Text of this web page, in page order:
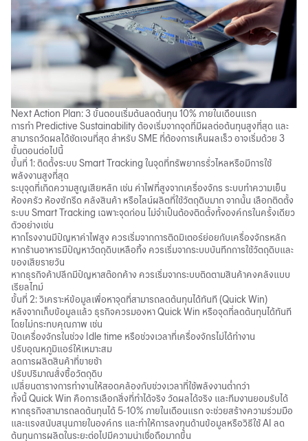
Next Action Plan: 3 ขั้นตอนเริ่มต้นลดต้นทุน 10% ภายในเดือนแรก
การทำ Predictive Sustainability ต้องเริ่มจากจุดที่มีผลต่อต้นทุนสูงที่สุด และ
สามารถวัดผลได้ชัดเจนที่สุด สำหรับ SME ที่ต้องการเห็นผลเร็ว อาจเริ่มด้วย 3
ขั้นตอนต่อไปนี้
ขั้นที่ 1: ติดตั้งระบบ Smart Tracking ในจุดที่ทรัพยากรรั่วไหลหรือมีการใช้
พลังงานสูงที่สุด
ระบุจุดที่เกิดความสูญเสียหลัก เช่น ค่าไฟที่สูงจากเครื่องจักร ระบบทำความเย็น
ห้องครัว ห้องซักรีด คลังสินค้า หรือไลน์ผลิตที่ใช้วัตถุดิบมาก จากนั้น เลือกติดตั้ง
ระบบ Smart Tracking เฉพาะจุดก่อน ไม่จำเป็นต้องติดตั้งทั้งองค์กรในครั้งเดียว
ตัวอย่างเช่น
หากโรงงานมีปัญหาค่าไฟสูง ควรเริ่มจากการติดมิเตอร์ย่อยกับเครื่องจักรหลัก
หากร้านอาหารมีปัญหาวัตถุดิบเหลือทิ้ง ควรเริ่มจากระบบบันทึกการใช้วัตถุดิบและ
ของเสียรายวัน
หากธุรกิจค้าปลีกมีปัญหาสต๊อกค้าง ควรเริ่มจากระบบติดตามสินค้าคงคลังแบบ
เรียลไทม์
ขั้นที่ 2: วิเคราะห์ข้อมูลเพื่อหาจุดที่สามารถลดต้นทุนได้ทันที (Quick Win)
หลังจากเก็บข้อมูลแล้ว ธุรกิจควรมองหา Quick Win หรือจุดที่ลดต้นทุนได้ทันที
โดยไม่กระทบคุณภาพ เช่น
ปิดเครื่องจักรในช่วง Idle time หรือช่วงเวลาที่เครื่องจักรไม่ได้ทำงาน
ปรับอุณหภูมิแอร์ให้เหมาะสม
ลดการผลิตสินค้าที่ขายช้า
ปรับปริมาณสั่งซื้อวัตถุดิบ
เปลี่ยนตารางการทำงานให้สอดคล้องกับช่วงเวลาที่ใช้พลังงานต่ำกว่า
ทั้งนี้ Quick Win คือการเลือกสิ่งที่ทำได้จริง วัดผลได้จริง และทีมงานยอมรับได้
หากธุรกิจสามารถลดต้นทุนได้ 5-10% ภายในเดือนแรก จะช่วยสร้างความร่วมมือ
และแรงสนับสนุนภายในองค์กร และทำให้การลงทุนด้านข้อมูลหรือวิธีใช้ AI ลด
ต้นทุนการผลิตในระยะต่อไปมีความน่าเชื่อถือมากขึ้น